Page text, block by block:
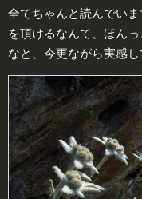
全てちゃんと読んでい
を頂けるなんて、ほん
なと、今更ながら実感し